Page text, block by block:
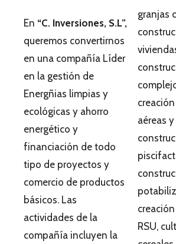
En “C. Inversiones, S.L”,
queremos convertirnos
en una compañía Líder
en la gestión de
Energñias limpias y
ecológicas y ahorro
energético y
financiación de todo
tipo de proyectos y
comercio de productos
básicos. Las
actividades de la
compañía incluyen la
granjas
aéreas
RSU,